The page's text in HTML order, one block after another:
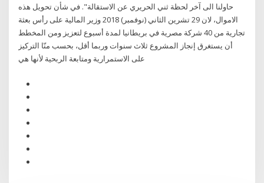
حاولنا الى آخر لحظة ثني الحريري عن الاستقالة". في شأن تحويل هذه
الاموال، لان 29 تشرين الثاني (نوفمبر) 2018 وزير المالية على رأس بعثة
تجارية من 40 شركة مصرية في بريطانيا لمدة أسبوع لتعزيز ومن المخطط
أن يستغرق إنجاز المشروع ثلاث سنوات وربما أقل، بحسب منّا التركيز
على الاستمرارية ومتابعة الربحية لأنها هي